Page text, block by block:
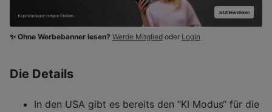
✨ Ohne Werbebanner lesen? Werde Mitglied oder Login
Die Details
In den USA gibt es bereits den “KI Modus“ für die